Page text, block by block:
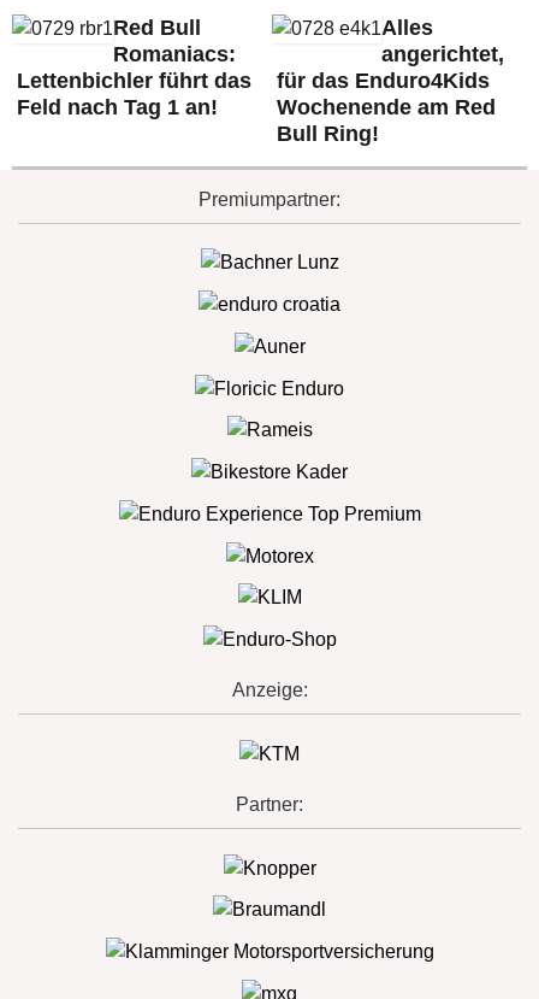
Red Bull
Romaniacs:
Lettenbichler führt das
Feld nach Tag 1 an!
Alles
angerichtet,
für das Enduro4Kids
Wochenende am Red
Bull Ring!
Premiumpartner:
Anzeige:
Partner: